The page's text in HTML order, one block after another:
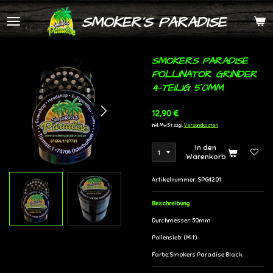
Zum
Hauptinhalt
springen
SMOKER´S PARADISE
SMOKERS PARADISE
POLLINATOR GRINDER
4-TEILIG 50MM
12,90 €
inkl. MwSt zzgl. Versandkosten
In den
Warenkorb
Artikelnummer: SPG4201
Beschreibung
Durchmesser: 50mm
Pollensieb: (Mit)
Farbe:Smokers Paradise Black